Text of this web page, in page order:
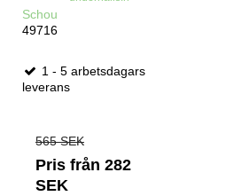
Schou
49716
1 - 5 arbetsdagars
leverans
565 SEK
Pris från 282
SEK